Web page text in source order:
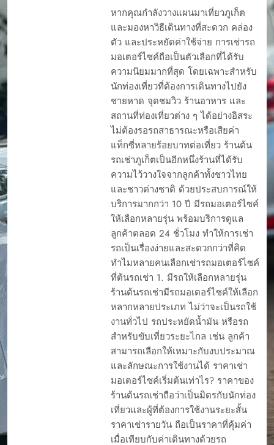
หากคุณกำลังวางแผนมาเที่ยวภูเก็ต
และมองหาวิธีเดินทางที่สะดวก คล่อง
ตัว และประหยัดค่าใช้จ่าย การเช่ารถ
มอเตอร์ไซค์ถือเป็นตัวเลือกที่ได้รับ
ความนิยมมากที่สุด โดยเฉพาะสำหรับ
นักท่องเที่ยวที่ต้องการเดินทางไปยัง
ชายหาด จุดชมวิว ร้านอาหาร และ
สถานที่ท่องเที่ยวต่าง ๆ ได้อย่างอิสระ
ไม่ต้องรอรถสาธารณะหรือเสียค่า
แท็กซี่หลายร้อยบาทต่อเที่ยว ร้านต้น
รถเช่าภูเก็ตเป็นอีกหนึ่งร้านที่ได้รับ
ความไว้วางใจจากลูกค้าทั้งชาวไทย
และชาวต่างชาติ ด้วยประสบการณ์ให้
บริการมากกว่า 10 ปี มีรถมอเตอร์ไซค์
ให้เลือกหลายรุ่น พร้อมบริการดูแล
ลูกค้าตลอด 24 ชั่วโมง ทำให้การเช่า
รถเป็นเรื่องง่ายและสะดวกกว่าที่คิด
ทำไมหลายคนเลือกเช่ารถมอเตอร์ไซค์
ที่ต้นรถเช่า 1. มีรถให้เลือกหลายรุ่น
ร้านต้นรถเช่ามีรถมอเตอร์ไซค์ให้เลือก
หลากหลายประเภท ไม่ว่าจะเป็นรถใช้
งานทั่วไป รถประหยัดน้ำมัน หรือรถ
สำหรับขับเที่ยวระยะไกล เช่น ลูกค้า
สามารถเลือกให้เหมาะกับงบประมาณ
และลักษณะการใช้งานได้ ราคาเช่า
มอเตอร์ไซค์เริ่มต้นเท่าไร? ราคาของ
ร้านต้นรถเช่าถือว่าเป็นมิตรกับนักท่อง
เที่ยวและผู้ที่ต้องการใช้งานระยะสั้น
ราคาเช่ารายวัน ถือเป็นราคาที่คุ้มค่า
เมื่อเทียบกับค่าเดินทางด้วยรถ